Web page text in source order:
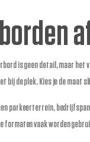
is geen detail, maar het
bij de plek. Kies je de maat
parkeerterrein,
formaten vaak worden